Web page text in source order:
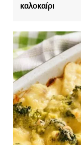
καλοκαίρι